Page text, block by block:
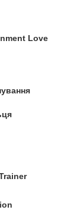
Love